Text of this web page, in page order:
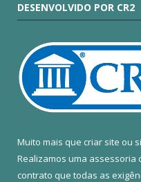
DESENVOLVIDO POR CR2
Muito mais que criar site ou
Realizamos uma assessoria
contrato que todas as